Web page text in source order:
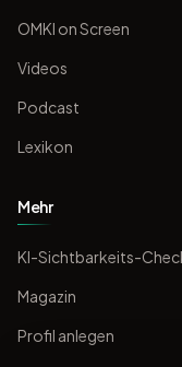
OMKI on Screen
Videos
Podcast
Lexikon
Mehr
KI-Sichtbarkeits-
Magazin
Profil anlegen